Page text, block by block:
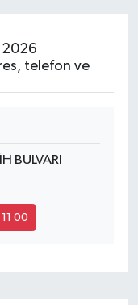
2026
telefon ve
BULVARI
00